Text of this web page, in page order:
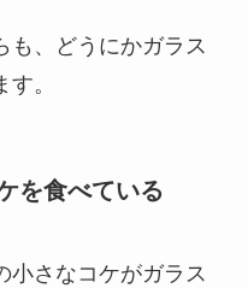
も、どうにかガラス
。
を食べている
小さなコケがガラス